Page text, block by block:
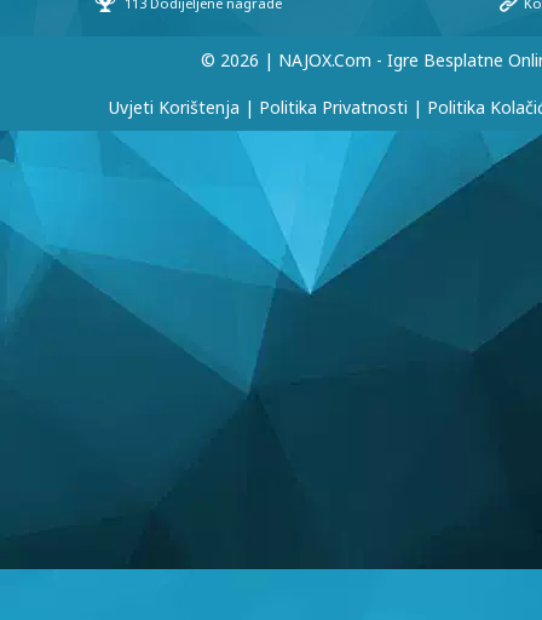
© 2026 | NAJOX.com - Igre Besplatne
Uvjeti Korištenja | Politika Privatnosti | Politika